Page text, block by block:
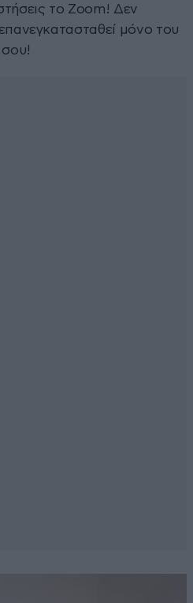
το Zoom! Δεν
μόνο του
σου!